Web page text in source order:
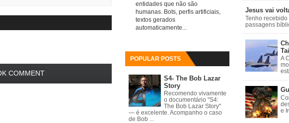
entidades que não são
humanas. Bots, perfis artificiais,
textos gerados
automaticamente...
POPULAR POSTS
S4- The Bob Lazar
Story
Recomendo vivamente
o documentário "S4:
The Bob Lazar Story"
— é excelente. Acompanho o caso
de Bob ...
COMMENT
Jesus vai
Tenho
passagens
A
e